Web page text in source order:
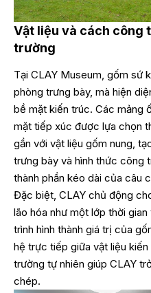
Vật liệu và cách công
trường
Tại CLAY Museum, gốm sứ
phòng trưng bày, mà hiện
bề mặt kiến trúc. Các mảng
mặt tiếp xúc được lựa chọn
gần với vật liệu gốm nung,
trưng bày và hình thức công
thành phần kéo dài của câu
Đặc biệt, CLAY chủ động
lão hóa như một lớp thời
trình hình thành giá trị của
hệ trực tiếp giữa vật liệu
trường tự nhiên giúp CLAY
chép.